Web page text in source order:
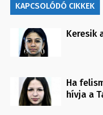
KAPCSOLÓDÓ CIKKEK
Keresik
Ha
hívja a